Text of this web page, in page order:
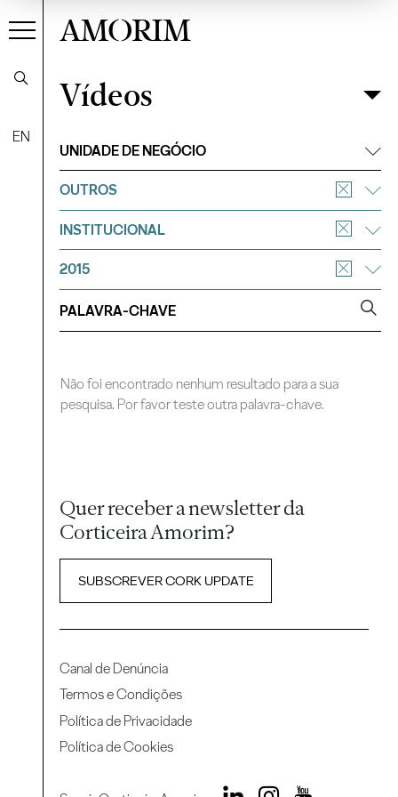
EN
AMORIM
VídeosFiltrar
Vídeos
UNIDADE DE NEGÓCIO
OUTROS
INSTITUCIONAL
2015
Não foi encontrado nenhum resultado para a sua
pesquisa. Por favor teste outra palavra-chave.
Quer receber a newsletter da
Corticeira Amorim?
SUBSCREVER CORK UPDATE
Canal de Denúncia
Termos e Condições
Política de Privacidade
Política de Cookies